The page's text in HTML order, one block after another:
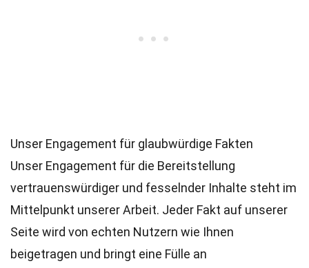
Unser Engagement für glaubwürdige Fakten
Unser Engagement für die Bereitstellung
vertrauenswürdiger und fesselnder Inhalte steht im
Mittelpunkt unserer Arbeit. Jeder Fakt auf unserer
Seite wird von echten Nutzern wie Ihnen
beigetragen und bringt eine Fülle an